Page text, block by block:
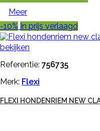
Meer
-10% In prijs verlaagd
bekijken
Referentie: 756735
Merk: Flexi
FLEXI HONDENRIEM NEW